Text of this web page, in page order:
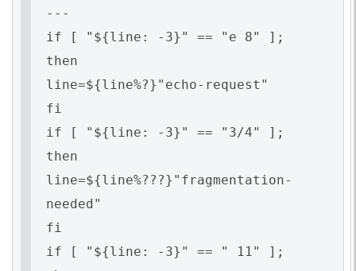
---
if [ "${line: -3}" == "e 8" ];
then
line=${line%?}"echo-request"
fi
if [ "${line: -3}" == "3/4" ];
then
line=${line%???}"fragmentation-
needed"
fi
if [ "${line: -3}" == " 11" ];